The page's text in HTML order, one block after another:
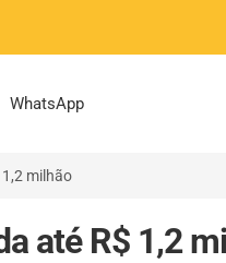
WhatsApp
milhão
até R$ 1,2